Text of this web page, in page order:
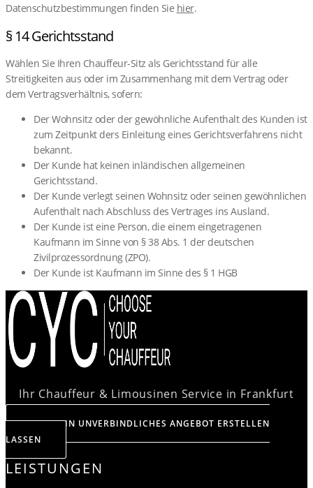
Datenschutzbestimmungen finden Sie hier.
§ 14 Gerichtsstand
Wählen Sie Ihren Chauffeur-Sitz als Gerichtsstand für alle
Streitigkeiten aus oder im Zusammenhang mit dem Vertrag oder
dem Vertragsverhältnis, sofern:
Der Wohnsitz oder der gewöhnliche Aufenthalt des Kunden ist
zum Zeitpunkt ders Einleitung eines Gerichtsverfahrens nicht
bekannt.
Der Kunde hat keinen inländischen allgemeinen
Gerichtsstand.
Der Kunde verlegt seinen Wohnsitz oder seinen gewöhnlichen
Aufenthalt nach Abschluss des Vertrages ins Ausland.
Der Kunde ist eine Person, die einem eingetragenen
Kaufmann im Sinne von § 38 Abs. 1 der deutschen
Zivilprozessordnung (ZPO).
Der Kunde ist Kaufmann im Sinne des § 1 HGB
Ihr Chauffeur & Limousinen Service in Frankfurt
JETZT EIN UNVERBINDLICHES ANGEBOT ERSTELLEN
LASSEN
LEISTUNGEN